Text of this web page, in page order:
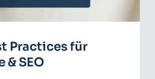
Practices für
& SEO